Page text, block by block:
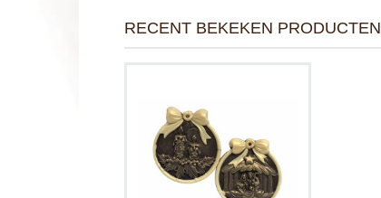
RECENT BEKEKEN PRODUCTEN